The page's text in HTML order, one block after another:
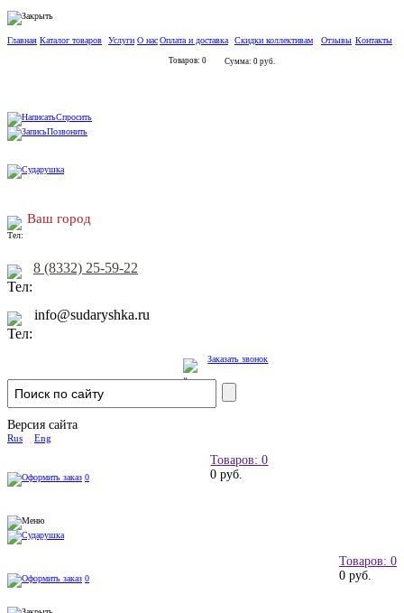
Главная Каталог товаров Услуги О насОплата и доставка Скидки коллективам Отзывы Контакты
Товаров: 0 Сумма: 0 руб.
Спросить
Позвонить
Ваш город
8 (8332) 25-59-22
info@sudaryshka.ru
Заказать звонок
Версия сайта
Rus Eng
Товаров: 0
0 руб.
0
Товаров: 0
0 руб.
0